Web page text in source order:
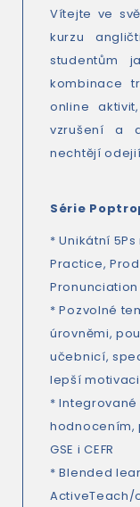
Vítejte ve
kurzu
studentům
kombinace
online
vzrušení a
nechtějí
Série
* Unikátní
Practice,
Pronunciation
* Pozvolné
úrovněmi,
učebnicí,
lepší
*
hodnocením,
GSE i CEFR
* Blended
ActiveTeach/